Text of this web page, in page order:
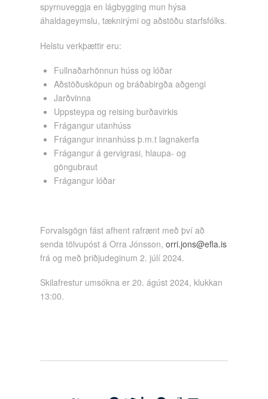
spyrnuveggja en lágbygging mun hýsa
áhaldageymslu, tæknirými og aðstöðu starfsfólks.
Helstu verk­þætt­ir eru:
Fullnaðarhönnun húss og lóðar
Aðstöðusköpun og bráðabirgða aðgengi
Jarðvinna
Uppsteypa og reising burðavirkis
Frágangur utanhúss
Frágangur innanhúss þ.m.t lagnakerfa
Frágangur á gervigrasi, hlaupa- og
göngubraut
Frágangur lóðar
Forvalsgögn fást afhent rafrænt með því að
senda tölvupóst á Orra Jónsson,orri.jons@efla.is
frá og með þriðjudeginum 2. júlí 2024.
Skilafrestur umsókna er 20. ágúst 2024, klukkan
13:00.